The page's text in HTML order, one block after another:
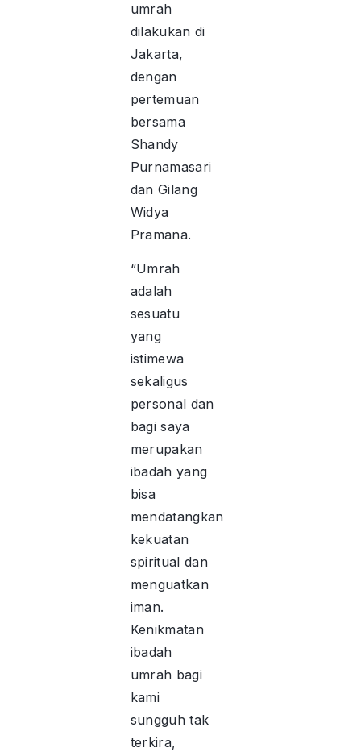
umrah
dilakukan di
Jakarta,
dengan
pertemuan
bersama
Shandy
Purnamasari
dan Gilang
Widya
Pramana.
“Umrah
adalah
sesuatu
yang
istimewa
sekaligus
personal dan
bagi saya
merupakan
ibadah yang
bisa
mendatangkan
kekuatan
spiritual dan
menguatkan
iman.
Kenikmatan
ibadah
umrah bagi
kami
sungguh tak
terkira,